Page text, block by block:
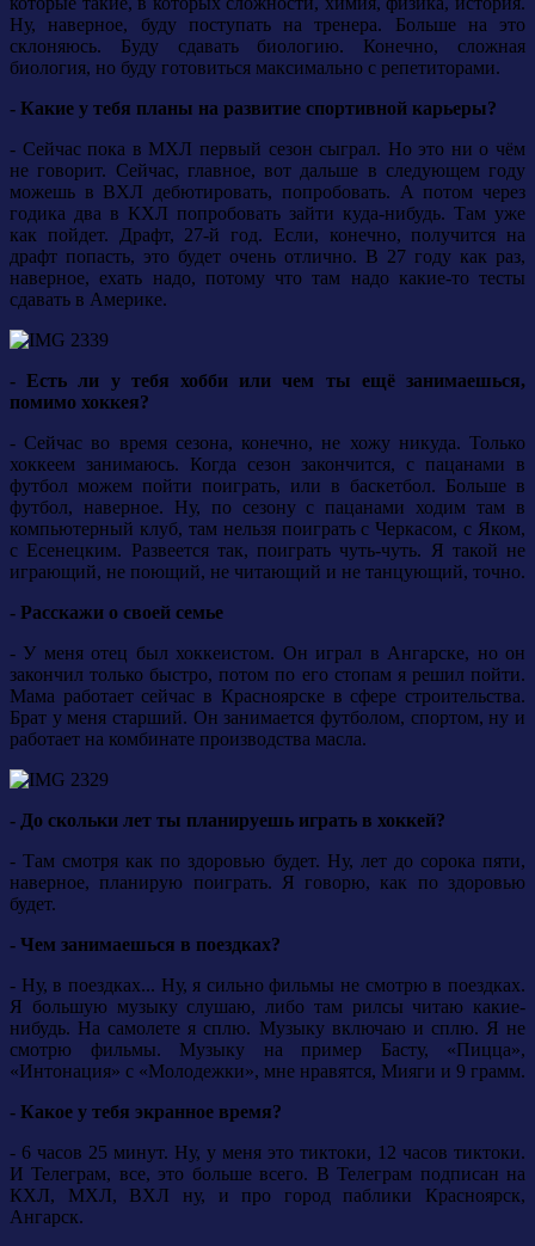
Ну, наверное, буду поступать на тренера. Больше на это
склоняюсь. Буду сдавать биологию. Конечно, сложная
биология, но буду готовиться максимально с репетиторами.
- Какие у тебя планы на развитие спортивной карьеры?
- Сейчас пока в МХЛ первый сезон сыграл. Но это ни о чём
не говорит. Сейчас, главное, вот дальше в следующем году
можешь в ВХЛ дебютировать, попробовать. А потом через
годика два в КХЛ попробовать зайти куда-нибудь. Там уже
как пойдет. Драфт, 27-й год. Если, конечно, получится на
драфт попасть, это будет очень отлично. В 27 году как раз,
наверное, ехать надо, потому что там надо какие-то тесты
сдавать в Америке.
- Есть ли у тебя хобби или чем ты ещё занимаешься,
помимо хоккея?
- Сейчас во время сезона, конечно, не хожу никуда. Только
хоккеем занимаюсь. Когда сезон закончится, с пацанами в
футбол можем пойти поиграть, или в баскетбол. Больше в
футбол, наверное. Ну, по сезону с пацанами ходим там в
компьютерный клуб, там нельзя поиграть с Черкасом, с Яком,
с Есенецким. Развеется так, поиграть чуть-чуть. Я такой не
играющий, не поющий, не читающий и не танцующий, точно.
- Расскажи о своей семье
- У меня отец был хоккеистом. Он играл в Ангарске, но он
закончил только быстро, потом по его стопам я решил пойти.
Мама работает сейчас в Красноярске в сфере строительства.
Брат у меня старший. Он занимается футболом, спортом, ну и
работает на комбинате производства масла.
- До скольки лет ты планируешь играть в хоккей?
- Там смотря как по здоровью будет. Ну, лет до сорока пяти,
наверное, планирую поиграть. Я говорю, как по здоровью
будет.
- Чем занимаешься в поездках?
- Ну, в поездках... Ну, я сильно фильмы не смотрю в поездках.
Я большую музыку слушаю, либо там рилсы читаю какие-
нибудь. На самолете я сплю. Музыку включаю и сплю. Я не
смотрю фильмы. Музыку на пример Басту, «Пицца»,
«Интонация» с «Молодежки», мне нравятся, Мияги и 9 грамм.
- Какое у тебя экранное время?
- 6 часов 25 минут. Ну, у меня это тиктоки, 12 часов тиктоки.
И Телеграм, все, это больше всего. В Телеграм подписан на
КХЛ, МХЛ, ВХЛ ну, и про город паблики Красноярск,
Ангарск.